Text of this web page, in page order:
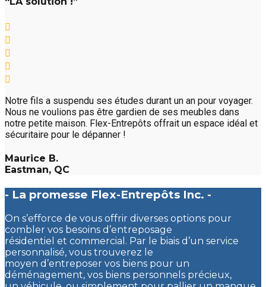
Notre fils a suspendu ses études durant un an pour voyager.
Nous ne voulions pas être gardien de ses meubles dans
notre petite maison. Flex-Entrepôts offrait un espace idéal et
sécuritaire pour le dépanner !
Maurice B.
Eastman, QC
- La promesse Flex-Entrepôts Inc. -
On s’efforce de vous offrir diverses options pour
combler vos besoins d’entreposage
résidentiel et commercial. Par le biais d’un service
personnalisé, vous trouverez le
moyen d’entreposer vos biens pour un
déménagement, vos biens personnels précieux,